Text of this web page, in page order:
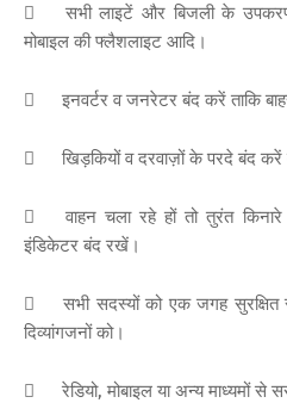

सभी लाइटें और बिजली के
मोबाइल की फ्लैशलाइट आदि।
 इनवर्टर व जनरेटर बंद करें ताकि
 खिड़‌कियों व दरवाज़ों के परदे बंद करें

वाहन चला रहे हों तो तुरंत
इंडिकेटर बंद रखें।

सभी सदस्यों को एक जगह
दिव्यांगजनों को।
 रेडियो, मोबाइल या अन्य माध्यमों से